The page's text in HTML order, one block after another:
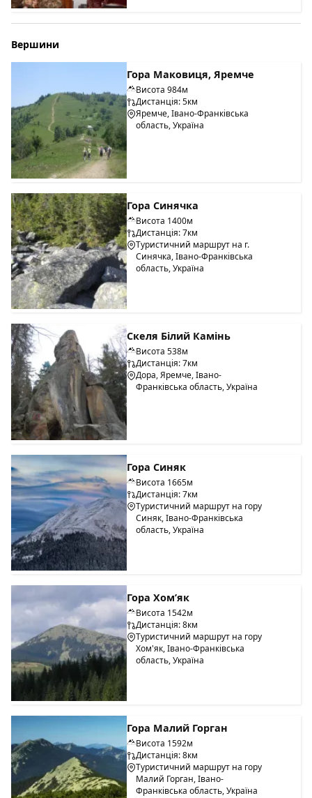
Вершини
Гора Маковиця, Яремче
Висота 984м
Дистанція: 5км
Яремче, Івано-Франківська
область, Україна
Гора Синячка
Висота 1400м
Дистанція: 7км
Туристичний маршрут на г.
Синячка, Івано-Франківська
область, Україна
Скеля Білий Камінь
Висота 538м
Дистанція: 7км
Дора, Яремче, Івано-
Франківська область, Україна
Гора Синяк
Висота 1665м
Дистанція: 7км
Туристичний маршрут на гору
Синяк, Івано-Франківська
область, Україна
Гора Хом’як
Висота 1542м
Дистанція: 8км
Туристичний маршрут на гору
Хом'як, Івано-Франківська
область, Україна
Гора Малий Горган
Висота 1592м
Дистанція: 8км
Туристичний маршрут на гору
Малий Горган, Івано-
Франківська область, Україна